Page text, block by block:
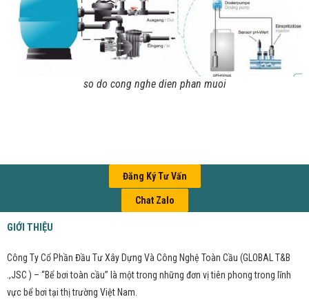
so do cong nghe dien phan muoi
Đăng Ký Tư Vấn
Chat Zalo
GIỚI THIỆU
Công Ty Cổ Phần Đầu Tư Xây Dựng Và Công Nghệ Toàn Cầu (GLOBAL T&B
.,JSC ) – “Bể bơi toàn cầu” là một trong những đơn vị tiên phong trong lĩnh
vực bể bơi tại thị trường Việt Nam.